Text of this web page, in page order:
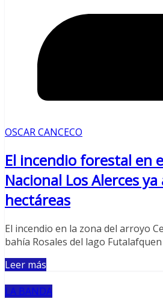
OSCAR CANCECO
El incendio forestal en
Nacional Los Alerces
hectáreas
El incendio en la zona del arroyo
bahía Rosales del lago
Leer más
LA BANDA